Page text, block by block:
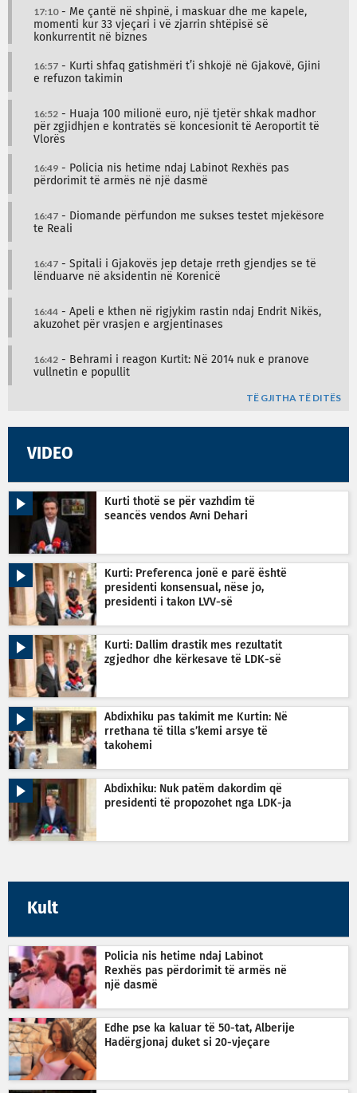
17:10- Me çantë në shpinë, i maskuar dhe me kapele,
momenti kur 33 vjeçari i vë zjarrin shtëpisë së
konkurrentit në biznes
16:57 - Kurti shfaq gatishmëri t’i shkojë në Gjakovë, Gjini
e refuzon takimin
16:52 - Huaja 100 milionë euro, një tjetër shkak madhor
për zgjidhjen e kontratës së koncesionit të Aeroportit të
Vlorës
16:49 - Policia nis hetime ndaj Labinot Rexhës pas
përdorimit të armës në një dasmë
16:47 - Diomande përfundon me sukses testet mjekësore
te Reali
16:47 - Spitali i Gjakovës jep detaje rreth gjendjes se të
lënduarve në aksidentin në Korenicë
16:44 - Apeli e kthen në rigjykim rastin ndaj Endrit Nikës,
akuzohet për vrasjen e argjentinases
16:42 - Behrami i reagon Kurtit: Në 2014 nuk e pranove
vullnetin e popullit
TË GJITHA TË DITËS
VIDEO
Kurti thotë se për vazhdim të
seancës vendos Avni Dehari
Kurti: Preferenca jonë e parë është
presidenti konsensual, nëse jo,
presidenti i takon LVV-së
Kurti: Dallim drastik mes rezultatit
zgjedhor dhe kërkesave të LDK-së
Abdixhiku pas takimit me Kurtin: Në
rrethana të tilla s’kemi arsye të
takohemi
Abdixhiku: Nuk patëm dakordim që
presidenti të propozohet nga LDK-ja
Kult
Policia nis hetime ndaj Labinot
Rexhës pas përdorimit të armës në
një dasmë
Edhe pse ka kaluar të 50-tat, Alberije
Hadërgjonaj duket si 20-vjeçare